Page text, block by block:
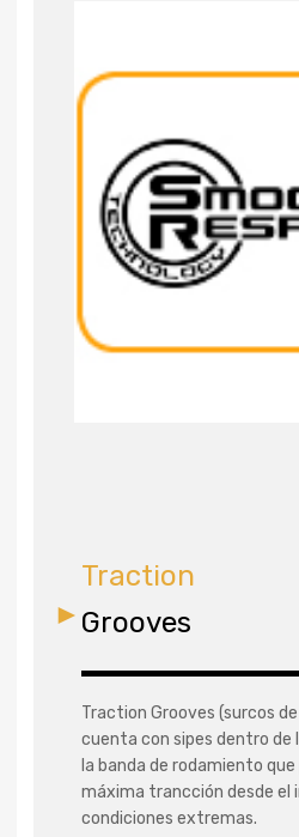
Traction
Grooves
Traction Grooves (surcos
cuenta con sipes dentro de
la banda de rodamiento
máxima trancción desde el
condiciones extremas.